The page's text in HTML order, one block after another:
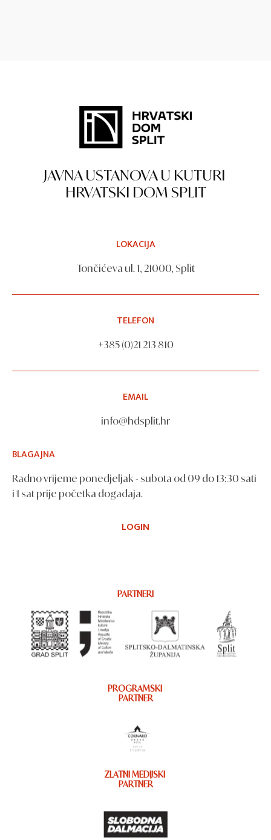
JAVNA USTANOVA U KUTURI
HRVATSKI DOM SPLIT
LOKACIJA
Tončićeva ul. 1, 21000, Split
TELEFON
+385 (0)21 213 810
EMAIL
info@hdsplit.hr
BLAGAJNA
Radno vrijeme ponedjeljak - subota od 09 do 13:30 sati
i 1 sat prije početka događaja.
LOGIN
PARTNERI
PROGRAMSKI
PARTNER
ZLATNI MEDIJSKI
PARTNER